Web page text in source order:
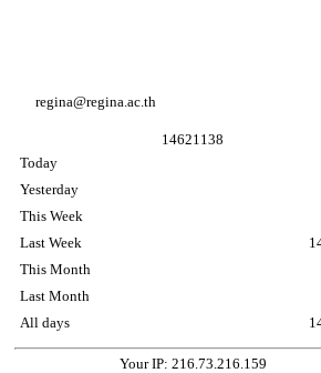
regina@regina.ac.th
1 4621 1 38
Today
Yesterday
This Week
Last Week
This Month
Last Month
All days
Your IP: 216.73.216.159